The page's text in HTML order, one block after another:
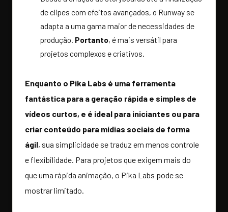
de clipes com efeitos avançados, o Runway se
adapta a uma gama maior de necessidades de
produção. Portanto, é mais versátil para
projetos complexos e criativos.
Enquanto o Pika Labs é uma ferramenta
fantástica para a geração rápida e simples de
vídeos curtos, e é ideal para iniciantes ou para
criar conteúdo para mídias sociais de forma
ágil, sua simplicidade se traduz em menos controle
e flexibilidade. Para projetos que exigem mais do
que uma rápida animação, o Pika Labs pode se
mostrar limitado.